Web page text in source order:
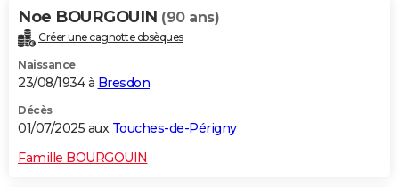
Noe BOURGOUIN (90 ans)
Créer une cagnotte obsèques
Naissance
23/08/1934 à Bresdon
Décès
01/07/2025 aux Touches-de-Périgny
Famille BOURGOUIN